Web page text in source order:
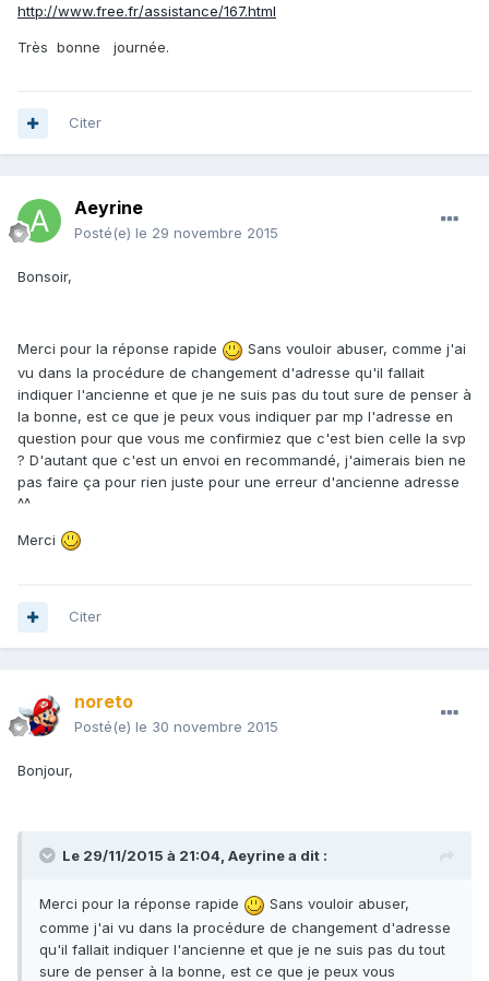
http://www.free.fr/assistance/167.html
Très bonne journée.
Citer
Aeyrine
Posté(e) le 29 novembre 2015
Bonsoir,
Merci pour la réponse rapide
Sans vouloir abuser, comme j'ai
vu dans la procédure de changement d'adresse qu'il fallait
indiquer l'ancienne et que je ne suis pas du tout sure de penser à
la bonne, est ce que je peux vous indiquer par mp l'adresse en
question pour que vous me confirmiez que c'est bien celle la svp
? D'autant que c'est un envoi en recommandé, j'aimerais bien ne
pas faire ça pour rien juste pour une erreur d'ancienne adresse
^^
Merci
Citer
noreto
Posté(e) le 30 novembre 2015
Bonjour,
Le 29/11/2015 à 21:04, Aeyrine a dit :
Merci pour la réponse rapide
Sans vouloir abuser,
comme j'ai vu dans la procédure de changement d'adresse
qu'il fallait indiquer l'ancienne et que je ne suis pas du tout
sure de penser à la bonne, est ce que je peux vous